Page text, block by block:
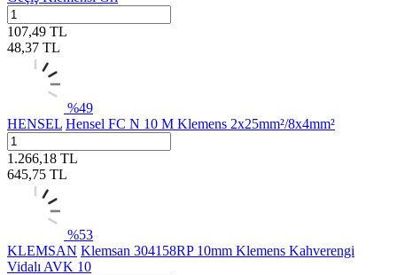
107,49 TL
48,37 TL
%49
HENSEL Hensel FC N 10 M Klemens 2x25mm²/8x4mm²
1.266,18 TL
645,75 TL
%53
KLEMSAN Klemsan 304158RP 10mm Klemens Kahverengi
Vidalı AVK 10